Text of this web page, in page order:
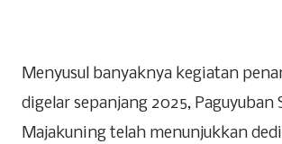
‎Menyusul banyaknya kegiatan
digelar sepanjang 2025, Paguyuban
Majakuning telah menunjukkan